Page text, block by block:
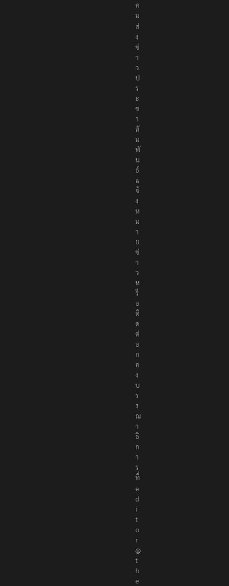
ค
ม
ส่
ง
ข่
า
ว
ป
ร
ะ
ช
า
สั
ม
พั
น
ธ์
แ
จ้
ง
ห
ม
า
ย
ข่
า
ว
ห
รื
อ
ติ
ด
ต่
อ
ก
อ
ง
บ
ร
ร
ณ
า
ธิ
ก
า
ร
ที่
e
d
i
t
o
r
@
t
h
e